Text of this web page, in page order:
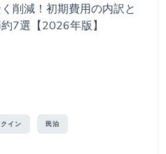
削減！初期費用の内訳と
7選【2026年版】
イン 民泊